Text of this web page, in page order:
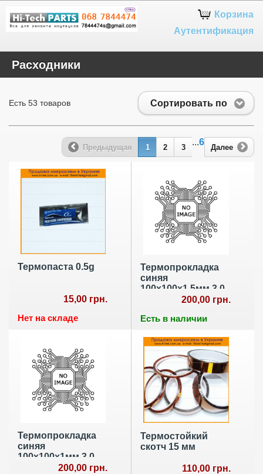
Корзина
Аутентификация
Расходники
Сортировать по
Есть 53 товаров
Предыдущая 1 2 3
...6
Далее
Термопаста 0.5g
15,00 грн.
Нет на складе
Термопрокладка
синяя
100х100х1,5мм 3.0
200,00 грн.
Есть в наличии
Термопрокладка
синяя
100х100х1мм 3.0
200,00 грн.
Термостойкий
скотч 15 мм
110,00 грн.